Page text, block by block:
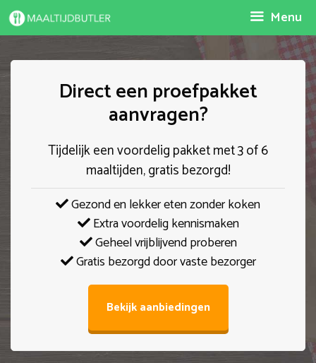
Spring
naar
Menu
Direct een proefpakket
aanvragen?
Tijdelijk een voordelig pakket met 3 of 6
maaltijden, gratis bezorgd!
Gezond en lekker eten zonder koken
Extra voordelig kennismaken
Geheel vrijblijvend proberen
Gratis bezorgd door vaste bezorger
Bekijk aanbiedingen